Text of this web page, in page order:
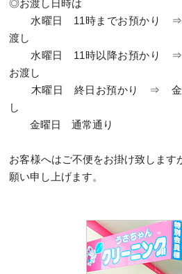
◎お渡し日時は
水曜日 11時までお預かり ⇒
渡し
水曜日 11時以降お預かり ⇒
お渡し
木曜日 終日お預かり ⇒ 金
し
金曜日 通常通り
お客様へはご不便をお掛け致します
願い申し上げます。